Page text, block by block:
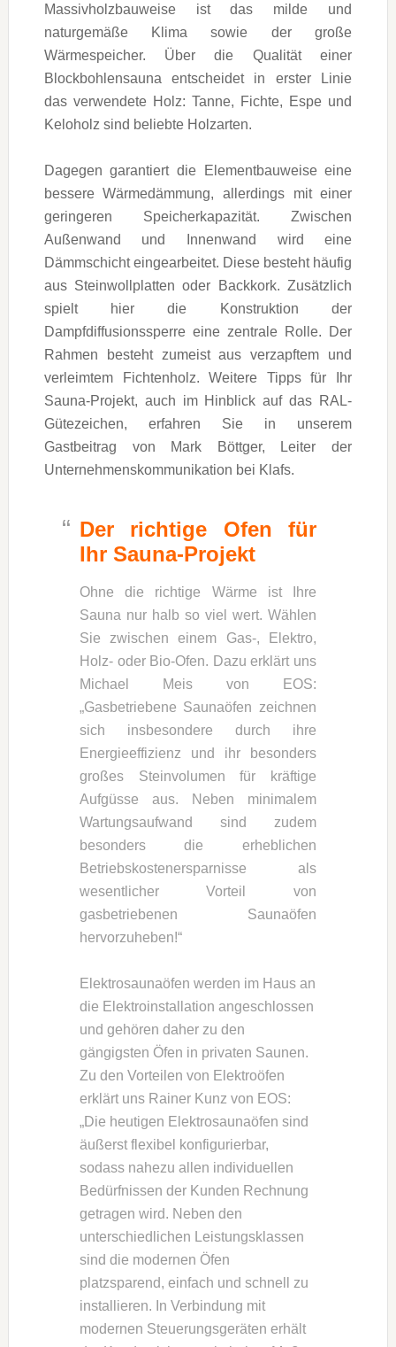
Massivholzbauweise ist das milde und
naturgemäße Klima sowie der große
Wärmespeicher. Über die Qualität einer
Blockbohlensauna entscheidet in erster Linie
das verwendete Holz: Tanne, Fichte, Espe und
Keloholz sind beliebte Holzarten.
Dagegen garantiert die Elementbauweise eine
bessere Wärmedämmung, allerdings mit einer
geringeren Speicherkapazität. Zwischen
Außenwand und Innenwand wird eine
Dämmschicht eingearbeitet. Diese besteht häufig
aus Steinwollplatten oder Backkork. Zusätzlich
spielt hier die Konstruktion der
Dampfdiffusionssperre eine zentrale Rolle. Der
Rahmen besteht zumeist aus verzapftem und
verleimtem Fichtenholz. Weitere Tipps für Ihr
Sauna-Projekt, auch im Hinblick auf das RAL-
Gütezeichen, erfahren Sie in unserem
Gastbeitrag von Mark Böttger, Leiter der
Unternehmenskommunikation bei Klafs.
Der richtige Ofen für
Ihr Sauna-Projekt
Ohne die richtige Wärme ist Ihre
Sauna nur halb so viel wert. Wählen
Sie zwischen einem Gas-, Elektro,
Holz- oder Bio-Ofen. Dazu erklärt uns
Michael Meis von EOS:
„Gasbetriebene Saunaöfen zeichnen
sich insbesondere durch ihre
Energieeffizienz und ihr besonders
großes Steinvolumen für kräftige
Aufgüsse aus. Neben minimalem
Wartungsaufwand sind zudem
besonders die erheblichen
Betriebskostenersparnisse als
wesentlicher Vorteil von
gasbetriebenen Saunaöfen
hervorzuheben!“
Elektrosaunaöfen werden im Haus an
die Elektroinstallation angeschlossen
und gehören daher zu den
gängigsten Öfen in privaten Saunen.
Zu den Vorteilen von Elektroöfen
erklärt uns Rainer Kunz von EOS:
„Die heutigen Elektrosaunaöfen sind
äußerst flexibel konfigurierbar,
sodass nahezu allen individuellen
Bedürfnissen der Kunden Rechnung
getragen wird. Neben den
unterschiedlichen Leistungsklassen
sind die modernen Öfen
platzsparend, einfach und schnell zu
installieren. In Verbindung mit
modernen Steuerungsgeräten erhält